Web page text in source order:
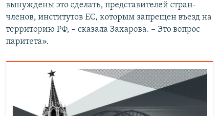
вынуждены это сделать, представителей стран-
членов, институтов ЕС, которым запрещен въезд на
территорию РФ, – сказала Захарова. – Это вопрос
паритета».